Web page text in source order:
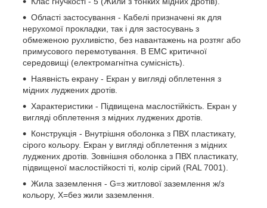
Області застосування - Кабелі призначені як для
нерухомої прокладки, так і для застосувань з
обмеженою рухливістю, без навантажень на розтяг або
примусового перемотування. В ЕМС критичної
середовищі (електромагнітна сумісність).
Наявність екрану - Екран у вигляді обплетення з
мідних луджених дротів.
Характеристики - Підвищена маслостійкість. Екран у
вигляді обплетення з мідних луджених дротів.
Конструкція - Внутрішня оболонка з ПВХ пластикату,
сірого кольору. Екран у вигляді обплетення з мідних
луджених дротів. Зовнішня оболонка з ПВХ пластикату,
підвищеної маслостійкості ті, колір сірий (RAL 7001).
Жила заземлення - G=з житлової заземлення ж/з
кольору, Х=без жили заземлення.